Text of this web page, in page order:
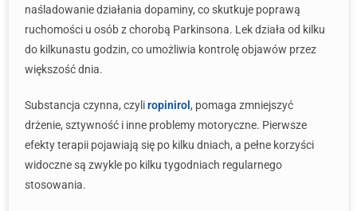
naśladowanie działania dopaminy, co skutkuje poprawą
ruchomości u osób z chorobą Parkinsona. Lek działa od kilku
do kilkunastu godzin, co umożliwia kontrolę objawów przez
większość dnia.
Substancja czynna, czyliropinirol , pomaga zmniejszyć
drżenie, sztywność i inne problemy motoryczne. Pierwsze
efekty terapii pojawiają się po kilku dniach, a pełne korzyści
widoczne są zwykle po kilku tygodniach regularnego
stosowania.